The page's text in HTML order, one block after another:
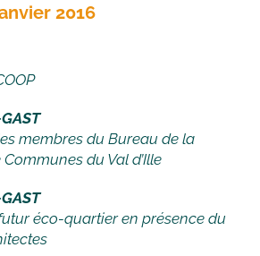
2016
membres du Bureau de la
du Val d’Ille
éco-quartier en présence du